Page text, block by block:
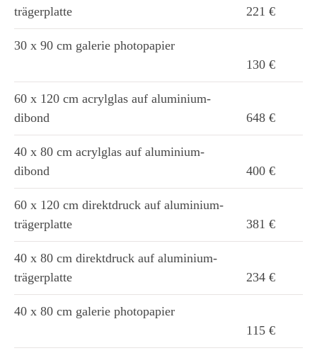
trägerplatte
221 €
30 x 90 cm galerie photopapier
130 €
60 x 120 cm acrylglas auf aluminium-
dibond
648 €
40 x 80 cm acrylglas auf aluminium-
dibond
400 €
60 x 120 cm direktdruck auf aluminium-
trägerplatte
381 €
40 x 80 cm direktdruck auf aluminium-
trägerplatte
234 €
40 x 80 cm galerie photopapier
115 €